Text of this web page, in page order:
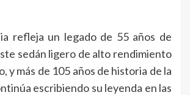
refleja un legado de 55 años de
sedán ligero de alto rendimiento
y más de 105 años de historia de la
escribiendo su leyenda en las